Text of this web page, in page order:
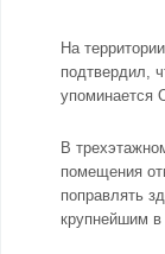
На
подтвердил,
упоминается
В
помещения
поправлять
крупнейшим в